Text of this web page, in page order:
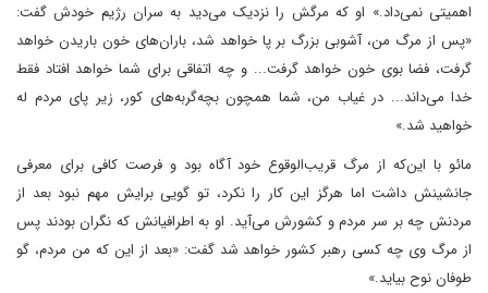
اهمیتی نمی‌داد.» او که مرگش را نزدیک می‌دید به سران رژیم خودش گفت:
«پس از مرگ من، آشوبی بزرگ بر پا خواهد شد، باران‌های خون باریدن خواهد
گرفت، فضا بوی خون خواهد گرفت... و چه اتفاقی برای شما خواهد افتاد فقط
خدا می‌داند... در غیاب من، شما همچون بچه‌گربه‌های کور، زیر پای مردم له
خواهید شد.»
مائو با این‌که از مرگ قریب‌الوقوع خود آگاه بود و فرصت کافی برای معرفی
جانشینش داشت اما هرگز این کار را نکرد، تو گویی برایش مهم نبود بعد از
مردنش چه بر سر مردم و کشورش می‌آید. او به اطرافیانش که نگران بودند پس
از مرگ وی چه کسی رهبر کشور خواهد شد گفت: «بعد از این که من مردم، گو
طوفان نوح بیاید.»